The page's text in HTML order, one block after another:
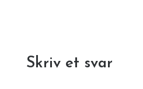
Skriv et svar